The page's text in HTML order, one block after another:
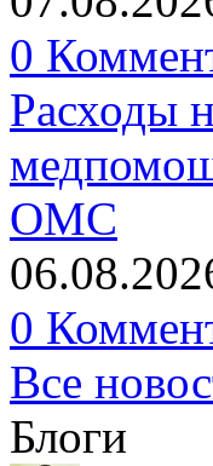
0
Расходы
ОМС
0
Все
Блоги